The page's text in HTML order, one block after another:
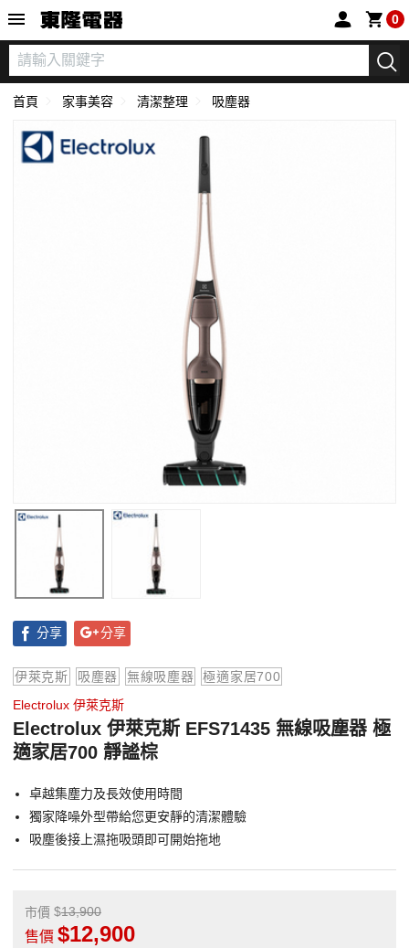
0
首頁 家事美容 清潔整理 吸塵器
分享 分享
伊萊克斯 吸塵器 無線吸塵器
極適家居700
Electrolux 伊萊克斯
Electrolux 伊萊克斯 EFS71435 無線吸塵器 極
適家居700 靜謐棕
卓越集塵力及長效使用時間
獨家降噪外型帶給您更安靜的清潔體驗
吸塵後接上濕拖吸頭即可開始拖地
市價 13,900
售價 12,900